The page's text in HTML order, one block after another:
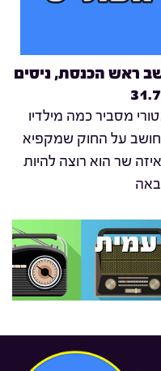
ראש הכנסת, ניסים
מסביר כמה מילדיו
על החוק שמקפיא
שר הוא רוצה להיות